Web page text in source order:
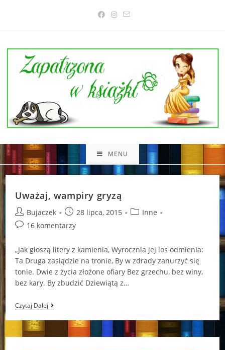
MENU
Uważaj, wampiry gryzą
Post
author:
Bujaczek
Post
published:
28 lipca, 2015
PostInne
Post16 komentarzy
„Jak głoszą litery z kamienia, Wyrocznia jej los odmienia:
Ta Druga zasiądzie na tronie, By w zdrady zanurzyć się
tonie. Dwie z życia złożone ofiary Bez grzechu, bez winy,
bez kary. By zbudzić Dziewiątą z…
Czytaj DalejUważaj,
Wampiry
Gryzą